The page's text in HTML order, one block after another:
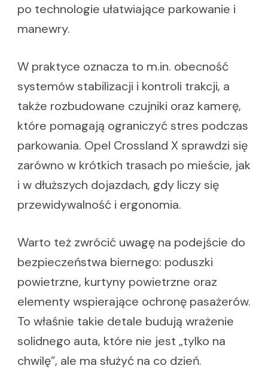
po technologie ułatwiające parkowanie i
manewry.
W praktyce oznacza to m.in. obecność
systemów stabilizacji i kontroli trakcji, a
także rozbudowane czujniki oraz kamerę,
które pomagają ograniczyć stres podczas
parkowania. Opel Crossland X sprawdzi się
zarówno w krótkich trasach po mieście, jak
i w dłuższych dojazdach, gdy liczy się
przewidywalność i ergonomia.
Warto też zwrócić uwagę na podejście do
bezpieczeństwa biernego: poduszki
powietrzne, kurtyny powietrzne oraz
elementy wspierające ochronę pasażerów.
To właśnie takie detale budują wrażenie
solidnego auta, które nie jest „tylko na
chwilę”, ale ma służyć na co dzień.